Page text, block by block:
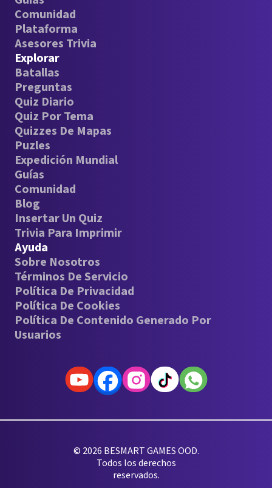
Comunidad
Plataforma
Asesores Trivia
Explorar
Batallas
Preguntas
Quiz Diario
Quiz Por Tema
Quizzes De Mapas
Puzles
Expedición Mundial
Guías
Comunidad
Blog
Insertar Un Quiz
Trivia Para Imprimir
Ayuda
Sobre Nosotros
Términos De Servicio
Política De Privacidad
Política De Cookies
Política De Contenido Generado Por
Usuarios
© 2026 BESMART GAMES OOD.
Todos los derechos
reservados.